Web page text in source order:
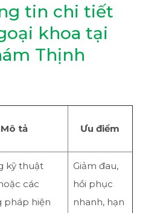
tin chi tiết
khoa tại
Thịnh
Mô tả Ưu điểm
kỹ thuật
các
pháp hiện
Giảm đau,
hồi phục
nhanh, hạn